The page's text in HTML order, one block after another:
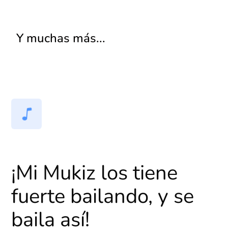
Y muchas más...
¡Mi Mukiz los tiene
fuerte bailando, y se
baila así!